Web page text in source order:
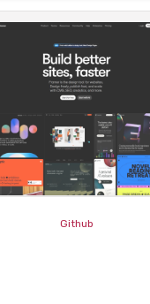
젝트 설계 과정 이미지들과 레벨
여러 모습이 있고, 기능 구현에 대
의 이미지가 있어.
포함 할 수 있도록 준비해줘
운 페이지를 만들지말고 홈을 변경
요한 연락하기, 회사 등은 제거해
페이지를 변경하기 시작한다.
의 동작은 단순히 이미지를
지에 프로젝트나 프로젝트 정보
페이지에서 보이도록 연결되어
템(Contents Management
것을 웹개발자의 경우 실제 코
만, 초
심자의 경우 코드로
서는 이러한 복잡함을 간단
무엇인가?
보, 비전공자를 위한
Github